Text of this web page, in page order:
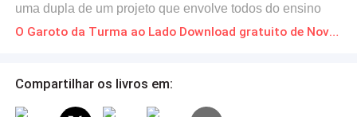
uma dupla de um projeto que envolve todos do ensino
médio, aprendem a conviver juntos. Até Allana se
vida e a trazer de volta como a conheceu.
O Garoto da Turma ao Lado Download gratuito de Novelas Online em PDF
Compartilhar os livros em: